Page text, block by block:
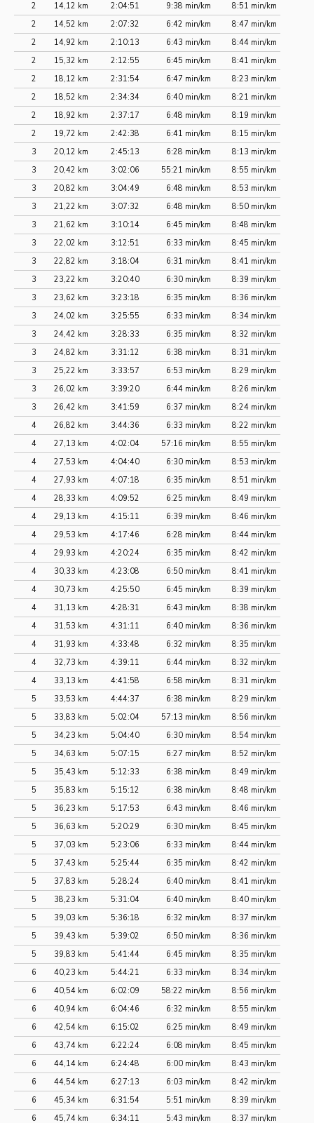
2
14,12 km 2:04:51 9:38 min/km
8:51 min/km
2
14,52 km 2:07:32 6:42 min/km
8:47 min/km
2
14,92 km 2:10:13 6:43 min/km
8:44 min/km
2
15,32 km 2:12:55 6:45 min/km
8:41 min/km
2
18,12 km 2:31:54 6:47 min/km
8:23 min/km
2
18,52 km 2:34:34 6:40 min/km
8:21 min/km
2
18,92 km 2:37:17 6:48 min/km
8:19 min/km
2
19,72 km 2:42:38 6:41 min/km
8:15 min/km
3
20,12 km 2:45:13 6:28 min/km
8:13 min/km
3
20,42 km 3:02:06 55:21 min/km
8:55 min/km
3
20,82 km 3:04:49 6:48 min/km
8:53 min/km
3
21,22 km 3:07:32 6:48 min/km
8:50 min/km
3
21,62 km 3:10:14 6:45 min/km
8:48 min/km
3
22,02 km 3:12:51 6:33 min/km
8:45 min/km
3
22,82 km 3:18:04 6:31 min/km
8:41 min/km
3
23,22 km 3:20:40 6:30 min/km
8:39 min/km
3
23,62 km 3:23:18 6:35 min/km
8:36 min/km
3
24,02 km 3:25:55 6:33 min/km
8:34 min/km
3
24,42 km 3:28:33 6:35 min/km
8:32 min/km
3
24,82 km 3:31:12 6:38 min/km
8:31 min/km
3
25,22 km 3:33:57 6:53 min/km
8:29 min/km
3
26,02 km 3:39:20 6:44 min/km
8:26 min/km
3
26,42 km 3:41:59 6:37 min/km
8:24 min/km
4
26,82 km 3:44:36 6:33 min/km
8:22 min/km
4
27,13 km 4:02:04 57:16 min/km
8:55 min/km
4
27,53 km 4:04:40 6:30 min/km
8:53 min/km
4
27,93 km 4:07:18 6:35 min/km
8:51 min/km
4
28,33 km 4:09:52 6:25 min/km
8:49 min/km
4
29,13 km 4:15:11 6:39 min/km
8:46 min/km
4
29,53 km 4:17:46 6:28 min/km
8:44 min/km
4
29,93 km 4:20:24 6:35 min/km
8:42 min/km
4
30,33 km 4:23:08 6:50 min/km
8:41 min/km
4
30,73 km 4:25:50 6:45 min/km
8:39 min/km
4
31,13 km 4:28:31 6:43 min/km
8:38 min/km
4
31,53 km 4:31:11 6:40 min/km
8:36 min/km
4
31,93 km 4:33:48 6:32 min/km
8:35 min/km
4
32,73 km 4:39:11 6:44 min/km
8:32 min/km
4
33,13 km 4:41:58 6:58 min/km
8:31 min/km
5
33,53 km 4:44:37 6:38 min/km
8:29 min/km
5
33,83 km 5:02:04 57:13 min/km
8:56 min/km
5
34,23 km 5:04:40 6:30 min/km
8:54 min/km
5
34,63 km 5:07:15 6:27 min/km
8:52 min/km
5
35,43 km 5:12:33 6:38 min/km
8:49 min/km
5
35,83 km 5:15:12 6:38 min/km
8:48 min/km
5
36,23 km 5:17:53 6:43 min/km
8:46 min/km
5
36,63 km 5:20:29 6:30 min/km
8:45 min/km
5
37,03 km 5:23:06 6:33 min/km
8:44 min/km
5
37,43 km 5:25:44 6:35 min/km
8:42 min/km
5
37,83 km 5:28:24 6:40 min/km
8:41 min/km
5
38,23 km 5:31:04 6:40 min/km
8:40 min/km
5
39,03 km 5:36:18 6:32 min/km
8:37 min/km
5
39,43 km 5:39:02 6:50 min/km
8:36 min/km
5
39,83 km 5:41:44 6:45 min/km
8:35 min/km
6
40,23 km 5:44:21 6:33 min/km
8:34 min/km
6
40,54 km 6:02:09 58:22 min/km
8:56 min/km
6
40,94 km 6:04:46 6:32 min/km
8:55 min/km
6
42,54 km 6:15:02 6:25 min/km
8:49 min/km
6
43,74 km 6:22:24 6:08 min/km
8:45 min/km
6
44,14 km 6:24:48 6:00 min/km
8:43 min/km
6
44,54 km 6:27:13 6:03 min/km
8:42 min/km
6
45,34 km 6:31:54 5:51 min/km
8:39 min/km
6
45,74 km 6:34:11 5:43 min/km 8:37 min/km